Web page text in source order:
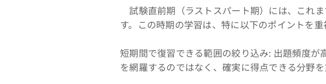
試験直前期（ラストスパート期）には、これ
す。この時期の学習は、特に以下のポイントを重
短期間で復習できる範囲の絞り込み: 出題頻度
を網羅するのではなく、確実に得点できる分野を